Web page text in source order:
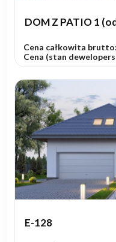
DOM Z PATIO 1
Cena całkowita brutto:
Cena (stan
E-128